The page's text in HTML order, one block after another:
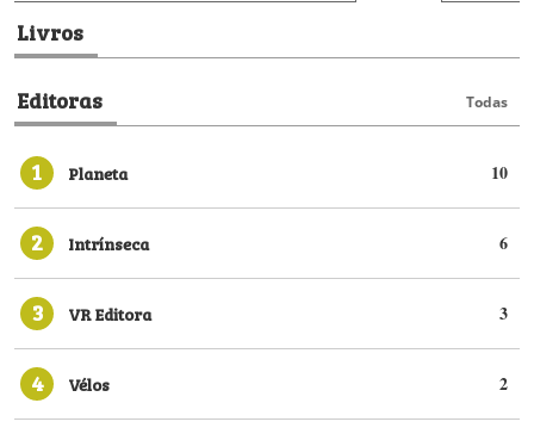
Livros
Editoras Todas
1 10
Planeta
2 6
Intrínseca
3 3
VR Editora
4 2
Vélos